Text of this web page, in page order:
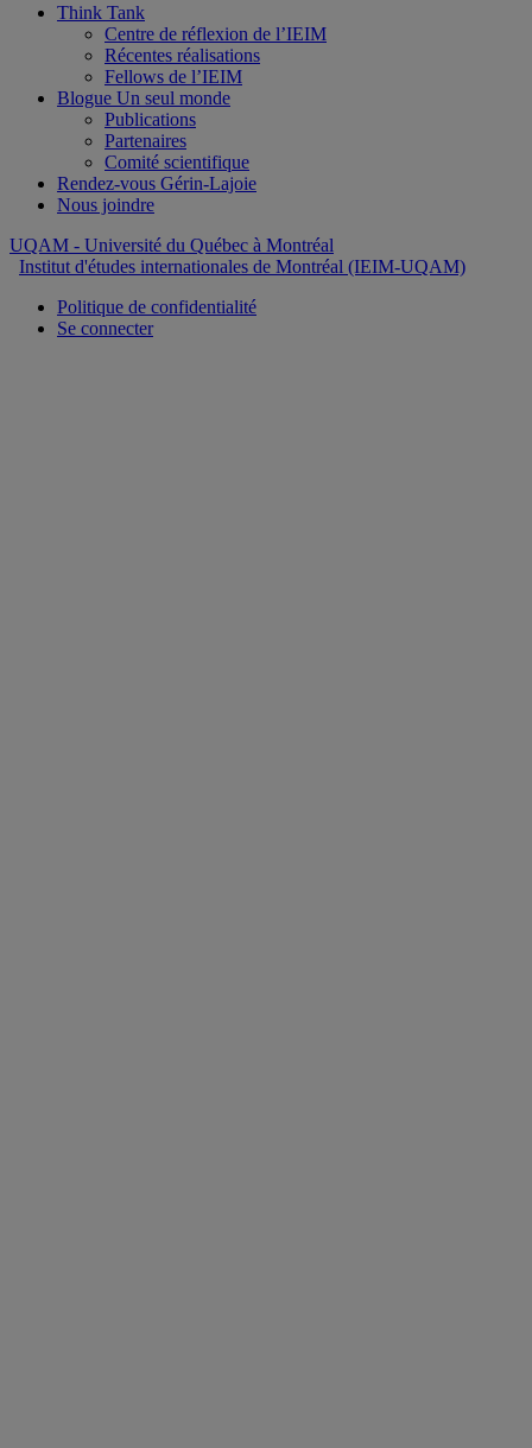
Think Tank
Centre de réflexion de l’IEIM
Récentes réalisations
Fellows de l’IEIM
Blogue Un seul monde
Publications
Partenaires
Comité scientifique
Rendez-vous Gérin-Lajoie
Nous joindre
UQAM - Université du Québec à Montréal
Institut d'études internationales de Montréal (IEIM-UQAM)
Politique de confidentialité
Se connecter